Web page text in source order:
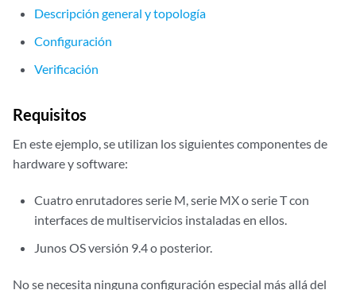
Descripción general y topología
Configuración
Verificación
Requisitos
En este ejemplo, se utilizan los siguientes componentes de
hardware y software:
Cuatro enrutadores serie M, serie MX o serie T con
interfaces de multiservicios instaladas en ellos.
Junos OS versión 9.4 o posterior.
No se necesita ninguna configuración especial más allá del